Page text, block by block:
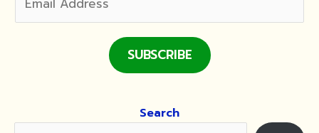
ห่วงใย
ปฏิบัติ
SUBSCRIBE
Search